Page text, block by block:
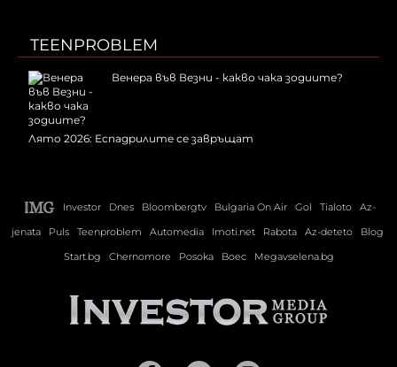
TEENPROBLEM
Венера във Везни - какво чака зодиите?
Лято 2026: Еспадрилите се завръщат
Investor Dnes Bloombergtv Bulgaria On Air Gol Tialoto
Az-
jenata
Puls Teenproblem Automedia Imoti.net Rabota Az-deteto
Blog
Start.bg
Chernomore Posoka Boec Megavselena.bg